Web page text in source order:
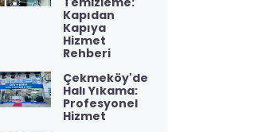
Kapıdan
Kapıya
Hizmet
Rehberi
Çekmeköy'de
Halı Yıkama:
Profesyonel
Hizmet